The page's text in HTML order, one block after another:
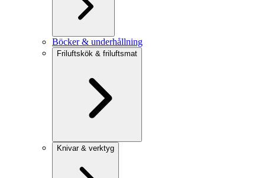
Böcker & underhållning
Friluftskök & friluftsmat
Knivar & verktyg